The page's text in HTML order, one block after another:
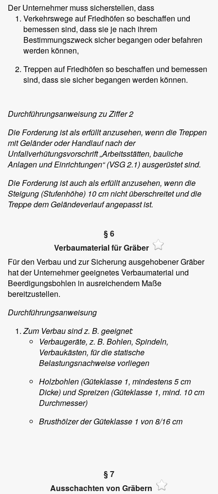
Der Unternehmer muss sicherstellen, dass
Verkehrswege auf Friedhöfen so beschaffen und
bemessen sind, dass sie je nach ihrem
Bestimmungszweck sicher begangen oder befahren
werden können,
Treppen auf Friedhöfen so beschaffen und bemessen
sind, dass sie sicher begangen werden können.
Durchführungsanweisung zu Ziffer 2
Die Forderung ist als erfüllt anzusehen, wenn die Treppen
mit Geländer oder Handlauf nach der
Unfallverhütungsvorschrift „Arbeitsstätten, bauliche
Anlagen und Einrichtungen“ (VSG 2.1) ausgerüstet sind.
Die Forderung ist auch als erfüllt anzusehen, wenn die
Steigung (Stufenhöhe) 10 cm nicht überschreitet und die
Treppe dem Geländeverlauf angepasst ist.
§ 6
Verbaumaterial für Gräber
Für den Verbau und zur Sicherung ausgehobener Gräber
hat der Unternehmer geeignetes Verbaumaterial und
Beerdigungsbohlen in ausreichendem Maße
bereitzustellen.
Durchführungsanweisung
Zum Verbau sind z. B. geeignet:
Verbaugeräte, z. B. Bohlen, Spindeln,
Verbaukästen, für die statische
Belastungsnachweise vorliegen
Holzbohlen (Güteklasse 1, mindestens 5 cm
Dicke) und Spreizen (Güteklasse 1, mind. 10 cm
Durchmesser)
Brusthölzer der Güteklasse 1 von 8/16 cm
§ 7
Ausschachten von Gräbern